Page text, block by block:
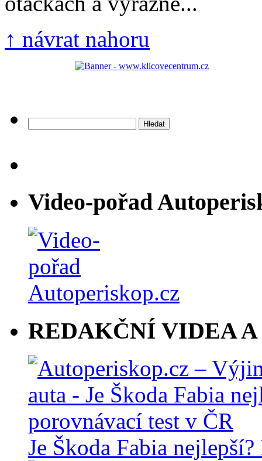
↑ návrat nahoru
Video-pořad
REDAKČNÍ VIDEA A
Je Škoda Fabia